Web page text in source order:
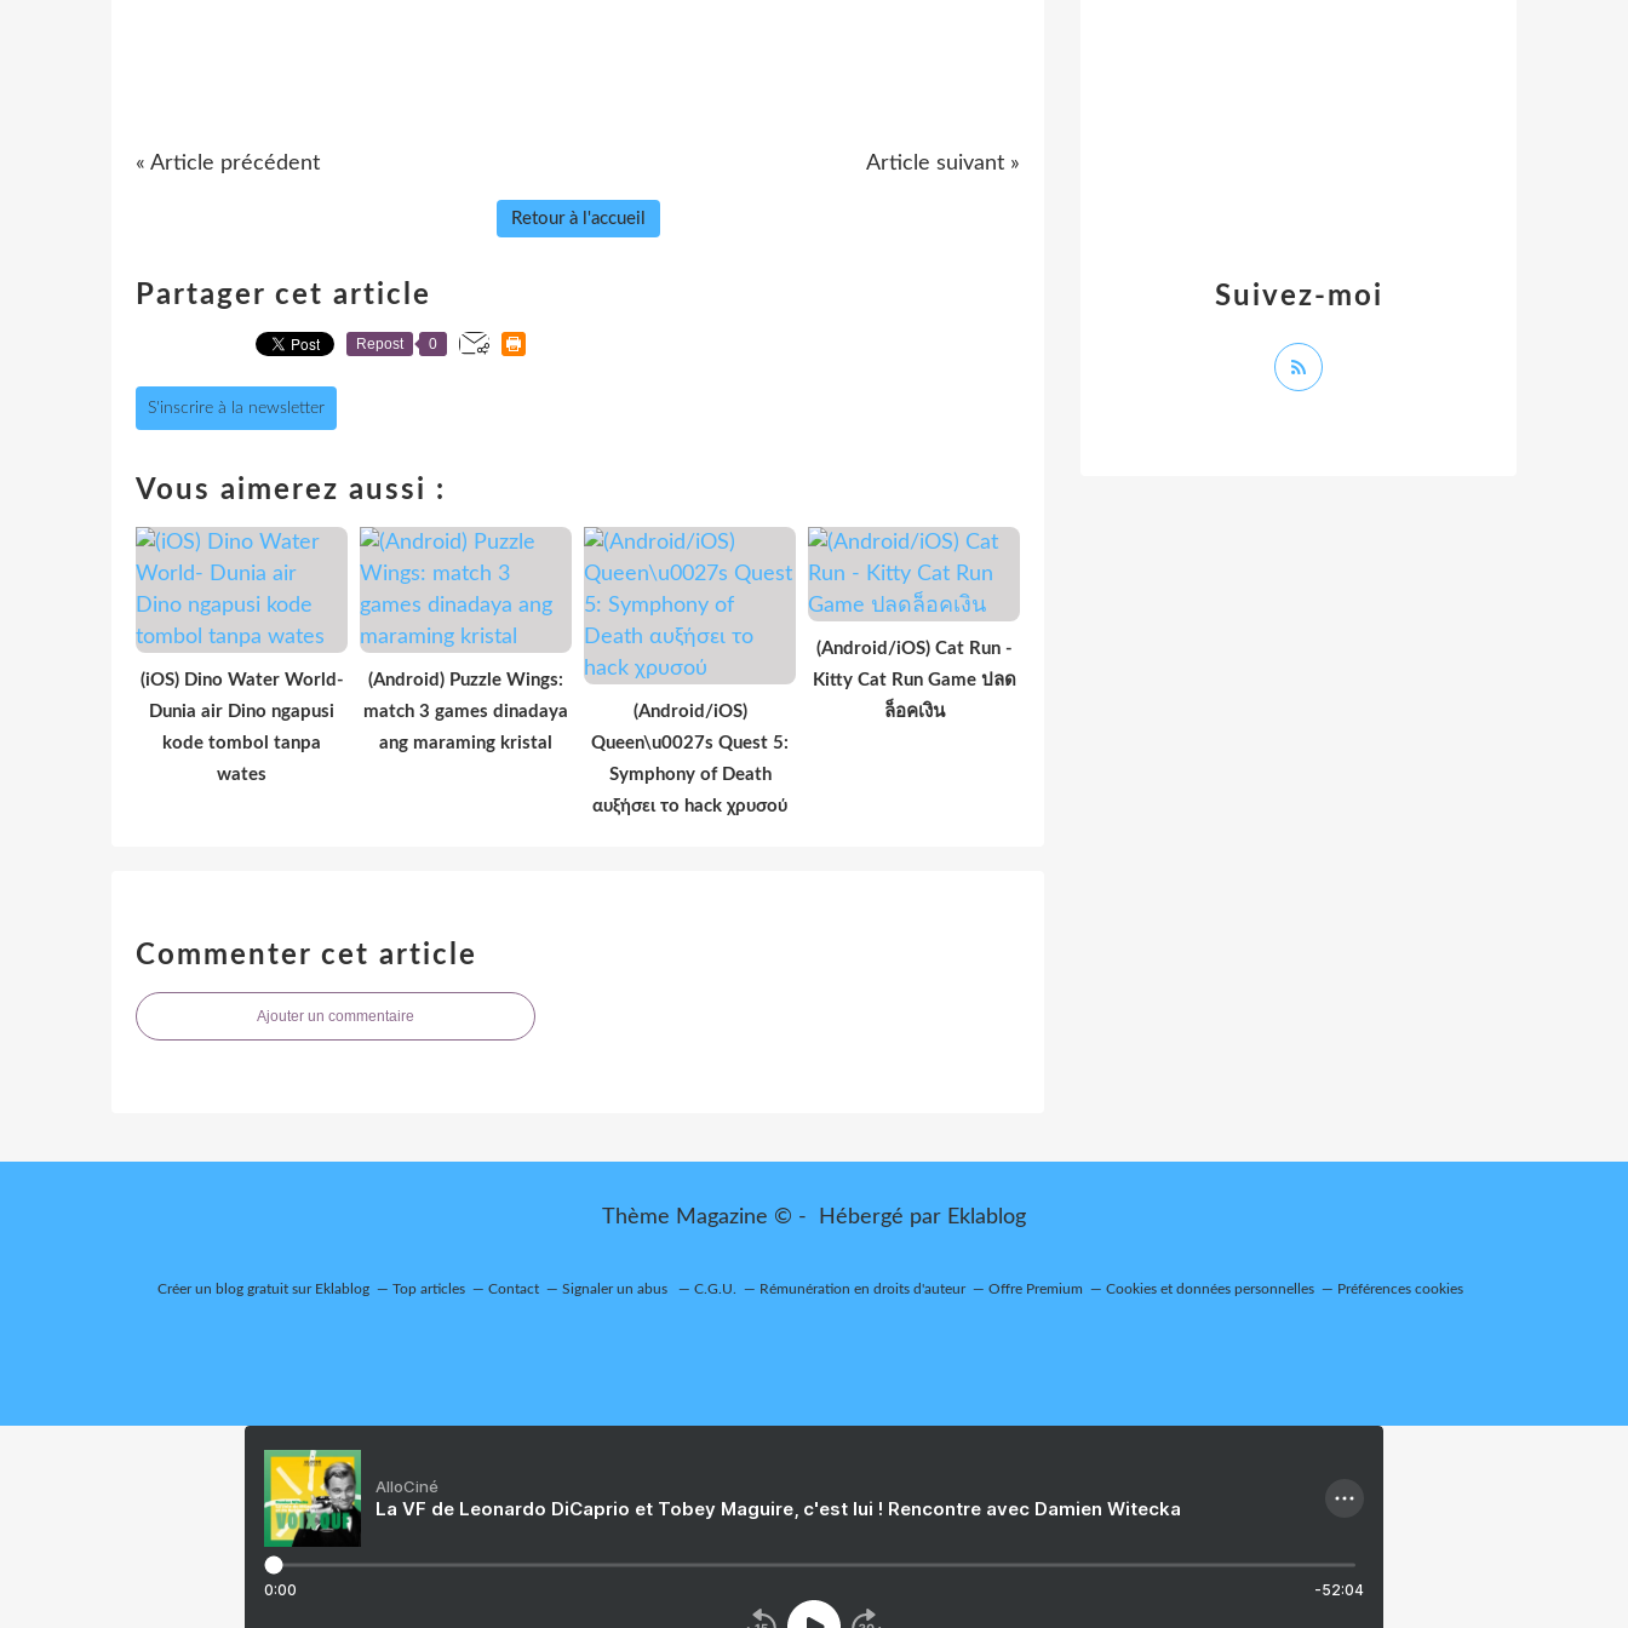
« Article précédent Article suivant »
Retour à l'accueil
Partager cet article
Repost 0
S'inscrire à la newsletter
Vous aimerez aussi :
(iOS) Dino Water World-
Dunia air Dino ngapusi
kode tombol tanpa
wates
(Android) Puzzle Wings:
match 3 games dinadaya
ang maraming kristal
(Android/iOS)
Queen\u0027s Quest 5:
Symphony of Death
αυξήσει το hack χρυσού
(Android/iOS) Cat Run -
Kitty Cat Run Game ปลด
ล็อคเงิน
Commenter cet article
Ajouter un commentaire
Suivez-moi
Thème Magazine © - Hébergé par Eklablog
Créer un blog gratuit sur Eklablog Top articles Contact Signaler un abus C.G.U. Rémunération en droits d'auteur Offre Premium Cookies et données personnelles Préférences cookies
AlloCiné
La VF de Leonardo DiCaprio et Tobey Maguire, c'est lui ! Rencontre avec Damien Witecka
0:00 -52:04